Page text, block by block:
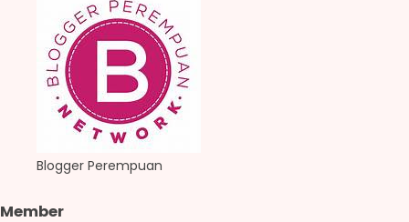
Blogger Perempuan
Member